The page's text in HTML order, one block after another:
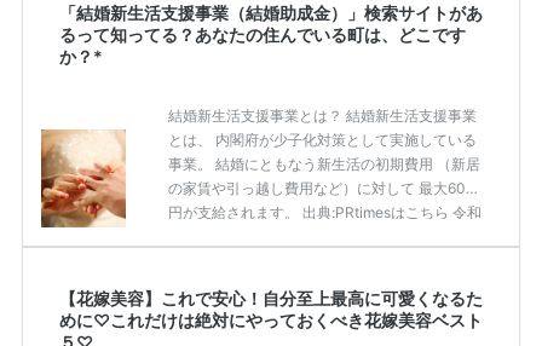
ます♡ ぜひ最後までcheckして オリジナルアイ
テムを作ってみてくださいね◎ ＼花嫁必見／今
貰えるサイトランキング♡♥各社のキャンペー
ン内容をま […]続きを読む
「結婚新生活支援事業（結婚助成金）」検索サイトがあ
るって知ってる？あなたの住んでいる町は、どこです
か？*
結婚新生活支援事業とは？ 結婚新生活支援事業
とは、 内閣府が少子化対策として実施している
事業。 結婚にともなう新生活の初期費用 （新居
の家賃や引っ越し費用など）に対して 最大60万
円が支給されます。 出典:PRtimesはこちら 令和
象者かわからない」という声もありました。 実
施している自治体は限られているので、 「結婚
【花嫁美容】これで安心！自分至上最高に可愛くなるた
めに♡これだけは絶対にやっておくべき花嫁美容ベスト